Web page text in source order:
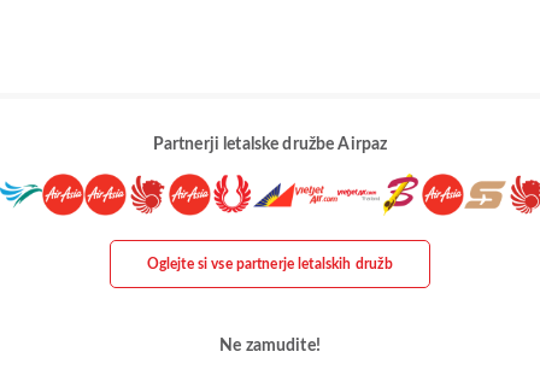
Partnerji letalske družbe Airpaz
Oglejte si vse partnerje letalskih družb
Ne zamudite!